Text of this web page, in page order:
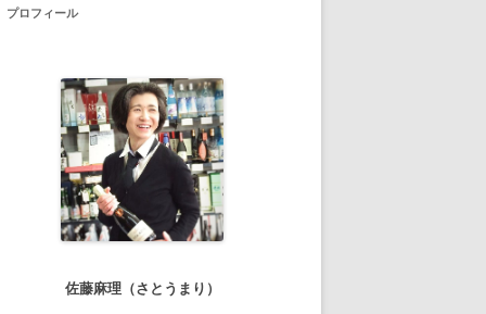
プロフィール
佐藤麻理（さとうまり）